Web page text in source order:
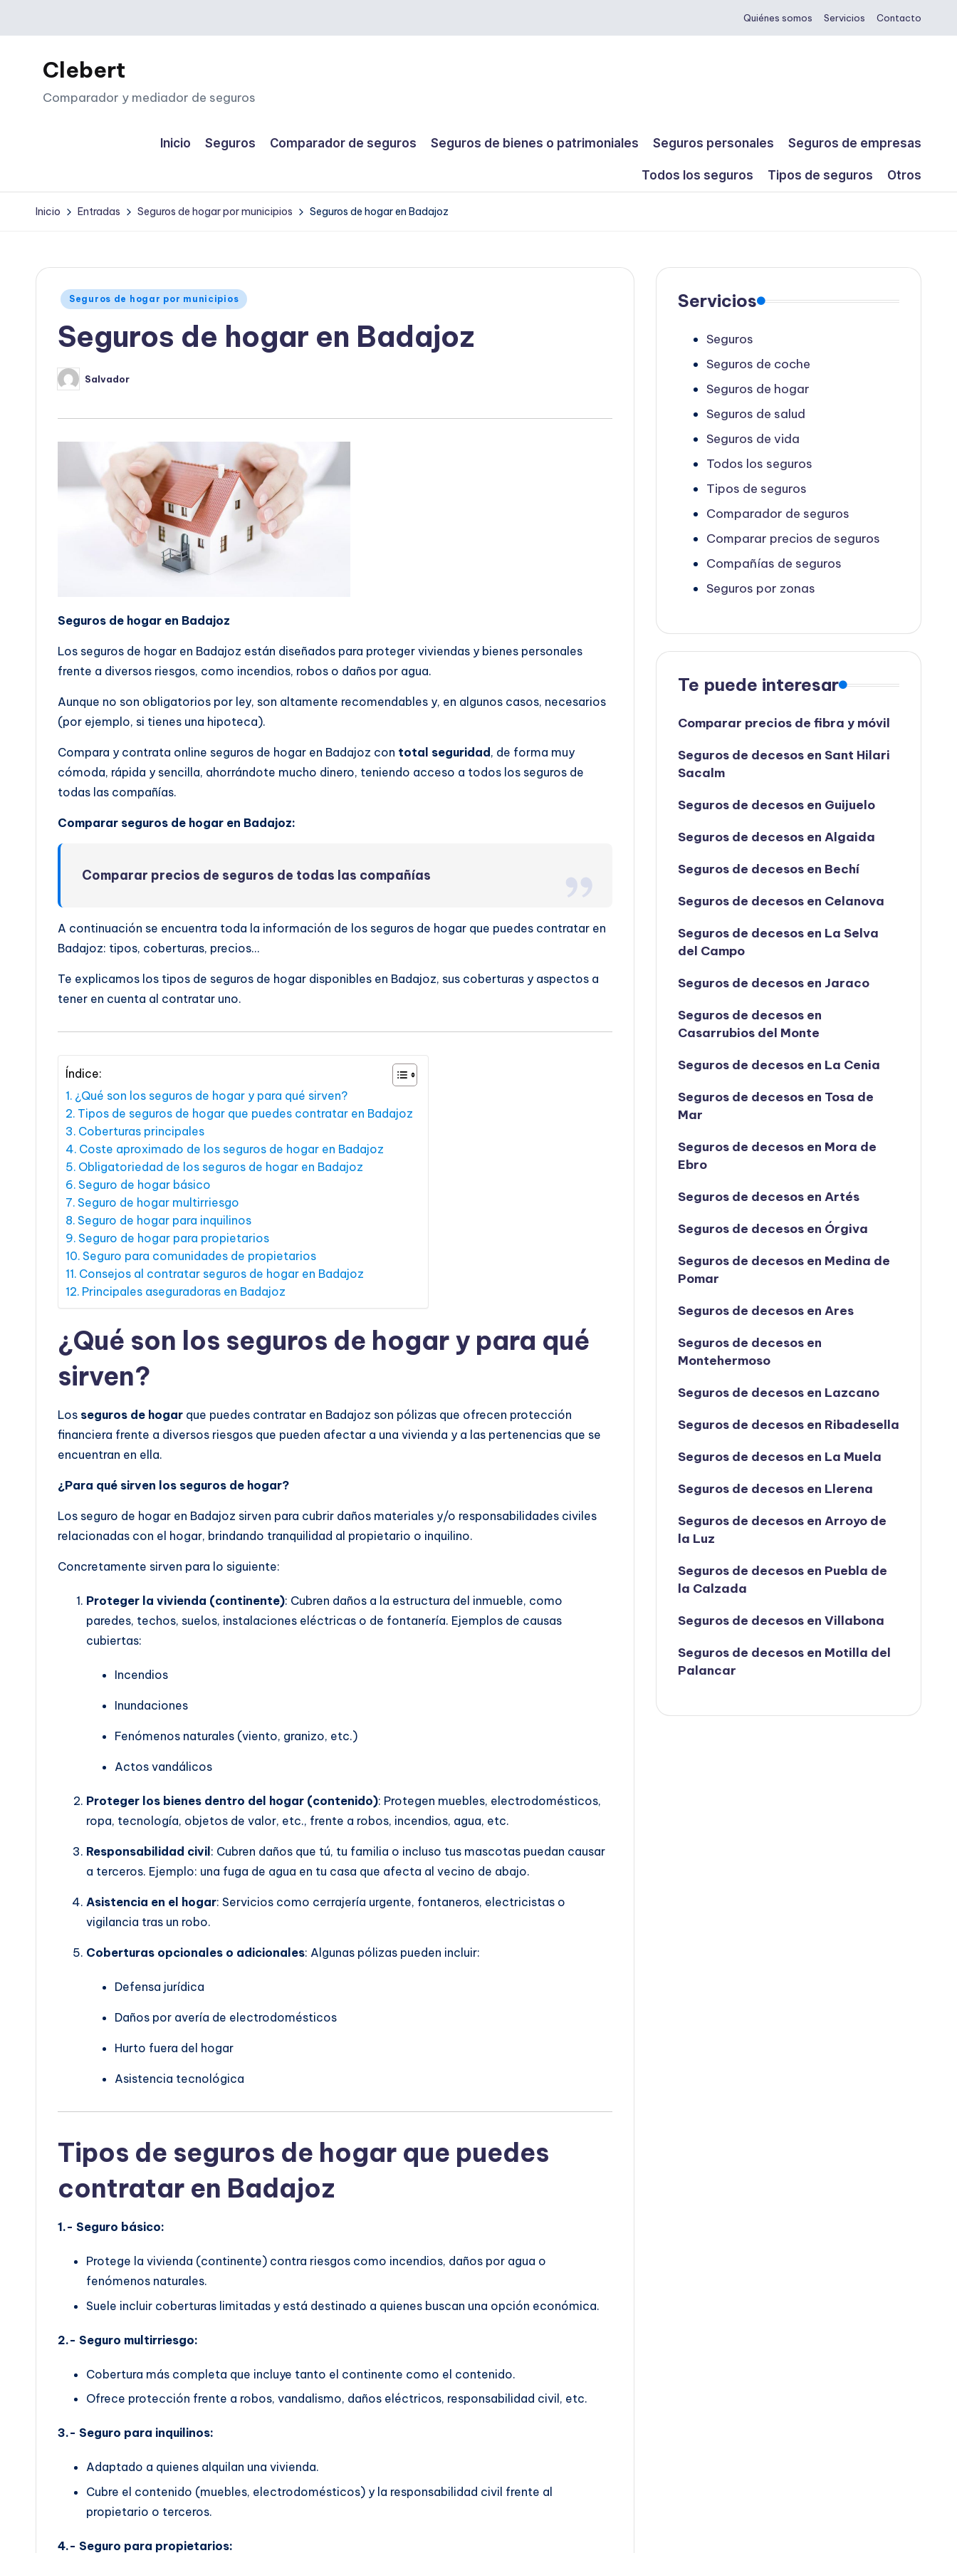
Saltar
contenido
Quiénes somos Servicios Contacto
Clebert
Comparador y mediador de seguros
Inicio Seguros Comparador de seguros Seguros de bienes o patrimoniales Seguros personales Seguros de empresas
Todos los seguros Tipos de seguros Otros
Inicio Entradas Seguros de hogar por municipios Seguros de hogar en Badajoz
Publicado
Seguros de hogar por municipios
Seguros de hogar en Badajoz
Publicado
por
Salvador
Seguros de hogar en Badajoz
Los seguros de hogar en Badajoz están diseñados para proteger viviendas y bienes personales
frente a diversos riesgos, como incendios, robos o daños por agua.
Aunque no son obligatorios por ley, son altamente recomendables y, en algunos casos, necesarios
(por ejemplo, si tienes una hipoteca).
Compara y contrata online seguros de hogar en Badajoz con total seguridad , de forma muy
cómoda, rápida y sencilla, ahorrándote mucho dinero, teniendo acceso a todos los seguros de
todas las compañías.
Comparar seguros de hogar en Badajoz:
Comparar precios de seguros de todas las compañías
A continuación se encuentra toda la información de los seguros de hogar que puedes contratar en
Badajoz: tipos, coberturas, precios…
Te explicamos los tipos de seguros de hogar disponibles en Badajoz, sus coberturas y aspectos a
tener en cuenta al contratar uno.
Índice:
¿Qué son los seguros de hogar y para qué sirven?
Tipos de seguros de hogar que puedes contratar en Badajoz
Coberturas principales
Coste aproximado de los seguros de hogar en Badajoz
Obligatoriedad de los seguros de hogar en Badajoz
Seguro de hogar básico
Seguro de hogar multirriesgo
Seguro de hogar para inquilinos
Seguro de hogar para propietarios
Seguro para comunidades de propietarios
Consejos al contratar seguros de hogar en Badajoz
Principales aseguradoras en Badajoz
¿Qué son los seguros de hogar y para qué
sirven?
Los seguros de hogar que puedes contratar en Badajoz son pólizas que ofrecen protección
financiera frente a diversos riesgos que pueden afectar a una vivienda y a las pertenencias que se
encuentran en ella.
¿Para qué sirven los seguros de hogar?
Los seguro de hogar en Badajoz sirven para cubrir daños materiales y/o responsabilidades civiles
relacionadas con el hogar, brindando tranquilidad al propietario o inquilino.
Concretamente sirven para lo siguiente:
Proteger la vivienda (continente): Cubren daños a la estructura del inmueble, como
paredes, techos, suelos, instalaciones eléctricas o de fontanería. Ejemplos de causas
cubiertas:
Incendios
Inundaciones
Fenómenos naturales (viento, granizo, etc.)
Actos vandálicos
Proteger los bienes dentro del hogar (contenido): Protegen muebles, electrodomésticos,
ropa, tecnología, objetos de valor, etc., frente a robos, incendios, agua, etc.
Responsabilidad civil : Cubren daños que tú, tu familia o incluso tus mascotas puedan causar
a terceros. Ejemplo: una fuga de agua en tu casa que afecta al vecino de abajo.
Asistencia en el hogar: Servicios como cerrajería urgente, fontaneros, electricistas o
vigilancia tras un robo.
Coberturas opcionales o adicionales: Algunas pólizas pueden incluir:
Defensa jurídica
Daños por avería de electrodomésticos
Hurto fuera del hogar
Asistencia tecnológica
Tipos de seguros de hogar que puedes
contratar en Badajoz
1.- Seguro básico:
Protege la vivienda (continente) contra riesgos como incendios, daños por agua o
fenómenos naturales.
Suele incluir coberturas limitadas y está destinado a quienes buscan una opción económica.
2.- Seguro multirriesgo:
Cobertura más completa que incluye tanto el continente como el contenido.
Ofrece protección frente a robos, vandalismo, daños eléctricos, responsabilidad civil, etc.
3.- Seguro para inquilinos:
Adaptado a quienes alquilan una vivienda.
Cubre el contenido (muebles, electrodomésticos) y la responsabilidad civil frente al
propietario o terceros.
4.- Seguro para propietarios:
Servicios
Seguros
Seguros de coche
Seguros de hogar
Seguros de salud
Seguros de vida
Todos los seguros
Tipos de seguros
Comparador de seguros
Comparar precios de seguros
Compañías de seguros
Seguros por zonas
Te puede interesar
Comparar precios de fibra y móvil
Seguros de decesos en Sant Hilari
Sacalm
Seguros de decesos en Guijuelo
Seguros de decesos en Algaida
Seguros de decesos en Bechí
Seguros de decesos en Celanova
Seguros de decesos en La Selva
del Campo
Seguros de decesos en Jaraco
Seguros de decesos en
Casarrubios del Monte
Seguros de decesos en La Cenia
Seguros de decesos en Tosa de
Mar
Seguros de decesos en Mora de
Ebro
Seguros de decesos en Artés
Seguros de decesos en Órgiva
Seguros de decesos en Medina de
Pomar
Seguros de decesos en Ares
Seguros de decesos en
Montehermoso
Seguros de decesos en Lazcano
Seguros de decesos en Ribadesella
Seguros de decesos en La Muela
Seguros de decesos en Llerena
Seguros de decesos en Arroyo de
la Luz
Seguros de decesos en Puebla de
la Calzada
Seguros de decesos en Villabona
Seguros de decesos en Motilla del
Palancar